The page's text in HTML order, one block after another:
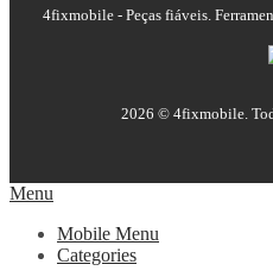
4fixmobile - Peças fiáveis.
2026 © 4fixmobile.
Menu
Mobile Menu
Categories